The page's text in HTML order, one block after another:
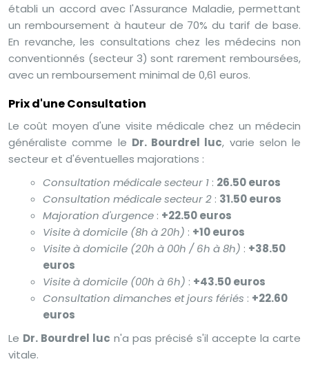
établi un accord avec l'Assurance Maladie, permettant
un remboursement à hauteur de 70% du tarif de base.
En revanche, les consultations chez les médecins non
conventionnés (secteur 3) sont rarement remboursées,
avec un remboursement minimal de 0,61 euros.
Prix d'une Consultation
Le coût moyen d'une visite médicale chez un médecin
généraliste comme le Dr. Bourdrel luc, varie selon le
secteur et d'éventuelles majorations :
Consultation médicale secteur 1 : 26.50 euros
Consultation médicale secteur 2 : 31.50 euros
Majoration d'urgence : +22.50 euros
Visite à domicile (8h à 20h) : +10 euros
Visite à domicile (20h à 00h / 6h à 8h) : +38.50
euros
Visite à domicile (00h à 6h) : +43.50 euros
Consultation dimanches et jours fériés : +22.60
euros
Le Dr. Bourdrel luc n'a pas précisé s'il accepte la carte
vitale.